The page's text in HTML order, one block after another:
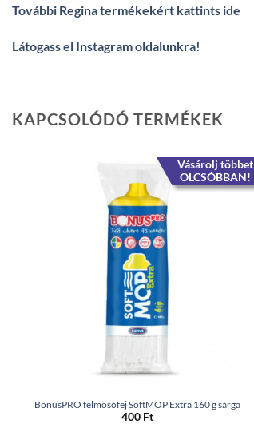
További Regina termékekért kattints ide
Látogass el Instagram oldalunkra!
KAPCSOLÓDÓ TERMÉKEK
Vásárolj többet
OLCSÓBBAN!
BonusPRO felmosófej SoftMOP Extra 160 g sárga
400 Ft